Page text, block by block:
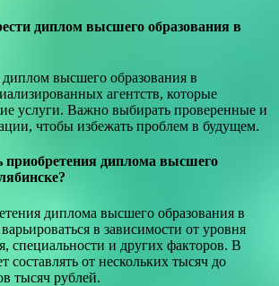
диплом высшего образования в
высшего образования в
агентств, которые
услуги. Важно выбирать проверенные и
чтобы избежать проблем в будущем.
приобретения диплома высшего
диплома высшего образования в
в зависимости от уровня
специальности и других факторов. В
составлять от нескольких тысяч до
тысяч рублей.